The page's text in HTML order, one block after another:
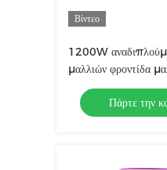
Βίντεο
1200W
μαλλιών φροντίδα
Νέα τεχνολογία με
αρνητικών ιόντων
Πάρτε την